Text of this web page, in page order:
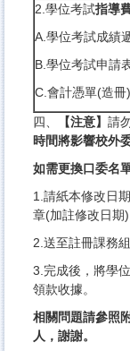
2.學位考試指導
A.學位考試成績
B.學位考試申請
C.會計憑單(造冊)
四、 【注意】 請
時間將影響校外
如需更換口委名
1.請紙本修改日
章(加註修改日期)
2.送至註冊課務
3.完成後，將學
領款收據。
相關問題請參照
人，謝謝。